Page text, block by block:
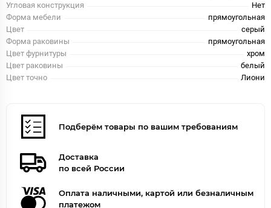
Угловая конструкция
Нет
Форма мебели
прямоугольная
Цвет
серый
Форма раковины
прямоугольная
Цвет фурнитуры
хром
Цвет раковины
белый
Цвет точно
Лиони
Подберём товары по вашим требованиям
Доставка
по всей России
Оплата наличными, картой или безналичным
платежом